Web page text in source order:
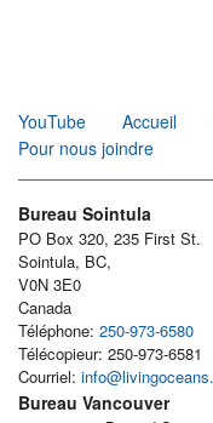
YouTube
Accueil
Pour nous joindre
Bureau Sointula
PO Box 320, 235 First St.
Sointula, BC,
V0N 3E0
Canada
Téléphone: 250-973-6580
Télécopieur: 250-973-6581
Courriel:
Bureau Vancouver